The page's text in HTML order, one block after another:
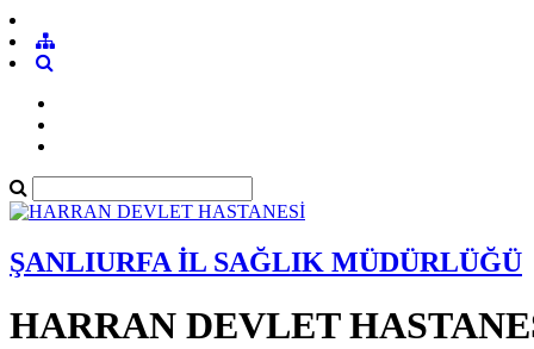
ŞANLIURFA İL SAĞLIK MÜDÜRLÜĞÜ
HARRAN DEVLET